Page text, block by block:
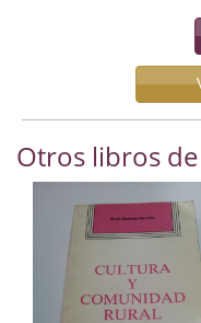
Economía
Enciclopedias
Otros libros de